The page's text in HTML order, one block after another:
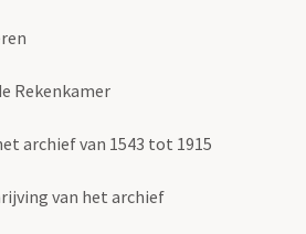
Rekenkamer
archief van 1543 tot 1915
van het archief